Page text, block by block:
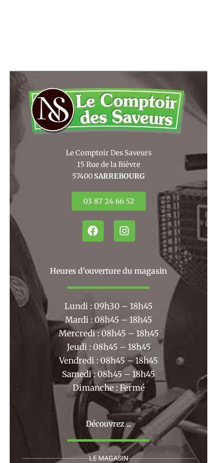
Le Comptoir Des Saveurs
15 Rue de la Bièvre
57400 SARREBOURG
03 87 24 66 52
F
a
b
o
k
I
n
a
r
m
Heures d'ouverture du magasin
Lundi : 09h30 – 18h45
Mardi : 08h45 – 18h45
Mercredi : 08h45 – 18h45
Jeudi : 08h45 – 18h45
Vendredi : 08h45 – 18h45
Samedi : 08h45 – 18h45
Dimanche : Fermé
Découvrez ...
LE MAGASIN